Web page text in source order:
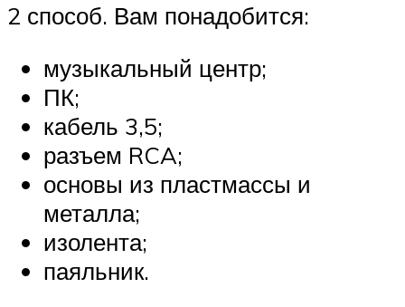
2 способ. Вам понадобится:
музыкальный центр;
ПК;
кабель 3,5;
разъем RCA;
основы из пластмассы и
металла;
изолента;
паяльник.